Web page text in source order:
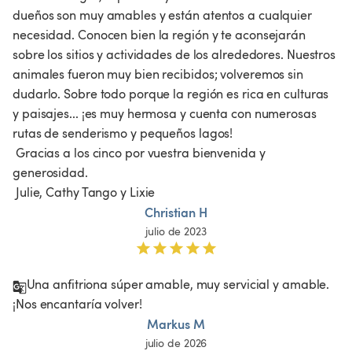
dueños son muy amables y están atentos a cualquier
necesidad. Conocen bien la región y te aconsejarán
sobre los sitios y actividades de los alrededores. Nuestros
animales fueron muy bien recibidos; volveremos sin
dudarlo. Sobre todo porque la región es rica en culturas
y paisajes... ¡es muy hermosa y cuenta con numerosas
rutas de senderismo y pequeños lagos!
generosidad.
Christian H
julio de 2023
Una anfitriona súper amable, muy servicial y amable.
¡Nos encantaría volver!
Markus M
julio de 2026